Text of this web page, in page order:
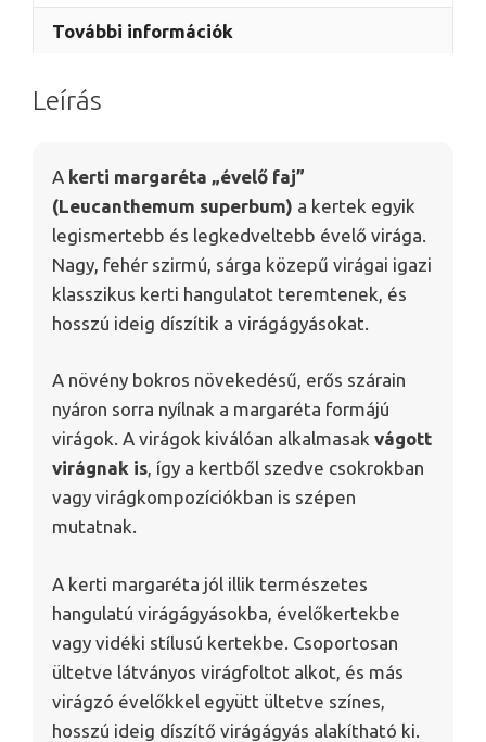
További információk
Leírás
A kerti margaréta „évelő faj”
(Leucanthemum superbum) a kertek egyik
legismertebb és legkedveltebb évelő virága.
Nagy, fehér szirmú, sárga közepű virágai igazi
klasszikus kerti hangulatot teremtenek, és
hosszú ideig díszítik a virágágyásokat.
A növény bokros növekedésű, erős szárain
nyáron sorra nyílnak a margaréta formájú
virágok. A virágok kiválóan alkalmasak vágott
virágnak is, így a kertből szedve csokrokban
vagy virágkompozíciókban is szépen
mutatnak.
A kerti margaréta jól illik természetes
hangulatú virágágyásokba, évelőkertekbe
vagy vidéki stílusú kertekbe. Csoportosan
ültetve látványos virágfoltot alkot, és más
virágzó évelőkkel együtt ültetve színes,
hosszú ideig díszítő virágágyás alakítható ki.